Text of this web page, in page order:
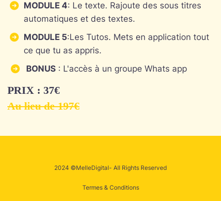
MODULE 4: Le texte. Rajoute des sous titres
automatiques et des textes.
MODULE 5:Les Tutos. Mets en application tout
ce que tu as appris.
BONUS: L'accès à un groupe Whats app
PRIX : 37€
Au lieu de 197€
2024 ©MelleDigital- All Rights Reserved
Termes & Conditions